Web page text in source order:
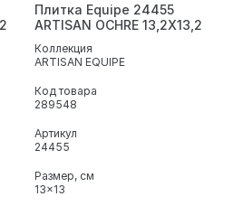
Плитка Equipe 24455
ARTISAN OCHRE 13,2X13,2
Коллекция
ARTISAN EQUIPE
Код товара
289548
Артикул
24455
Размер, см
13x13